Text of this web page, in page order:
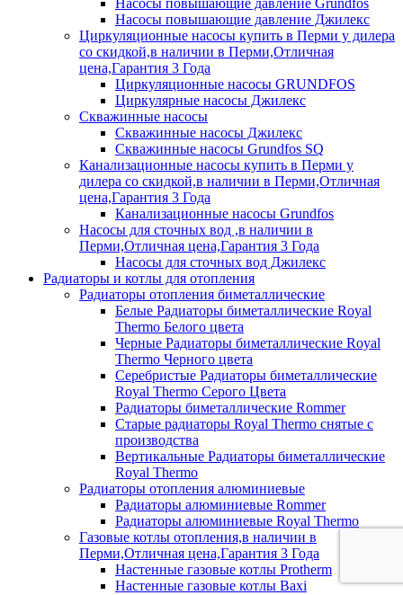
Насосы повышающие давление Джилекс
Циркуляционные насосы купить в Перми у дилера
со скидкой,в наличии в Перми,Отличная
цена,Гарантия 3 Года
Циркуляционные насосы GRUNDFOS
Циркулярные насосы Джилекс
Скважинные насосы
Скважинные насосы Джилекс
Скважинные насосы Grundfos SQ
Канализационные насосы купить в Перми у
дилера со скидкой,в наличии в Перми,Отличная
цена,Гарантия 3 Года
Канализационные насосы Grundfos
Насосы для сточных вод ,в наличии в
Перми,Отличная цена,Гарантия 3 Года
Насосы для сточных вод Джилекс
Радиаторы и котлы для отопления
Радиаторы отопления биметаллические
Белые Радиаторы биметаллические Royal
Thermo Белого цвета
Черные Радиаторы биметаллические Royal
Thermo Черного цвета
Серебристые Радиаторы биметаллические
Royal Thermo Серого Цвета
Радиаторы биметаллические Rommer
Старые радиаторы Royal Thermo снятые с
производства
Вертикальные Радиаторы биметаллические
Royal Thermo
Радиаторы отопления алюминиевые
Радиаторы алюминиевые Rommer
Радиаторы алюминиевые Royal Thermo
Газовые котлы отопления,в наличии в
Перми,Отличная цена,Гарантия 3 Года
Настенные газовые котлы Protherm
Настенные газовые котлы Baxi